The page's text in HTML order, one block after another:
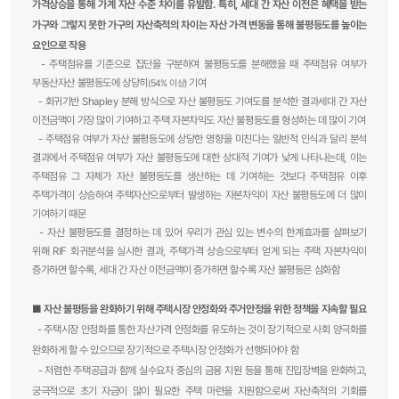
가격상승을 통해 가계 자산 수준 차이를 유발함. 특히, 세대 간 자산 이전은 혜택을 받는
가구와 그렇지 못한 가구의 자산축적의 차이는 자산 가격 변동을 통해 불평등도를 높이는
요인으로 작용
-주택점유를 기준으로 집단을 구분하여 불평등도를 분해했을 때 주택점유 여부가
부동산자산 불평등도에 상당히 (54% 이상)기여
-회귀기반 Shapley 분해 방식으로 자산 불평등도 기여도를 분석한 결과세대 간 자산
이전금액이 가장 많이 기여하고 주택 자본차익도 자산 불평등도를 형성하는 데 많이 기여
-주택점유 여부가 자산 불평등도에 상당한 영향을 미친다는 일반적 인식과 달리 분석
결과에서 주택점유 여부가 자산 불평등도에 대한 상대적 기여가 낮게 나타나는데, 이는
주택점유 그 자체가 자산 불평등도를 생산하는 데 기여하는 것보다 주택점유 이후
주택가격이 상승하여 주택자산으로부터 발생하는 자본차익이 자산 불평등도에 더 많이
기여하기 때문
- 자산 불평등도를 결정하는 데 있어 우리가 관심 있는 변수의 한계효과를 살펴보기
위해 RIF 회귀분석을 실시한 결과, 주택가격 상승으로부터 얻게 되는 주택 자본차익이
증가하면 할수록, 세대 간 자산 이전금액이 증가하면 할수록 자산 불평등은 심화함
■ 자산 불평등을 완화하기 위해 주택시장 안정화와 주거안정을 위한 정책을 지속할 필요
-주택시장 안정화를 통한 자산가격 안정화를 유도하는 것이 장기적으로 사회 양극화를
완화하게 할 수 있으므로 장기적으로 주택시장 안정화가 선행되어야 함
- 저렴한 주택공급과 함께 실수요자 중심의 금융 지원 등을 통해 진입장벽을 완화하고,
궁극적으로 초기 자금이 많이 필요한 주택 마련을 지원함으로써 자산축적의 기회를